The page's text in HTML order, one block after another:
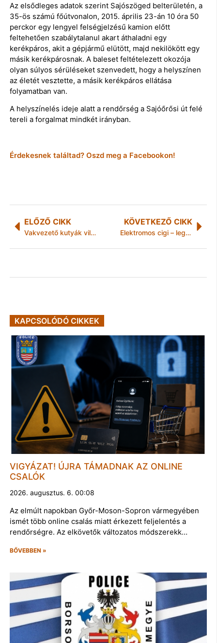
Az elsődleges adatok szerint Sajószöged belterületén, a
35-ös számú főútvonalon, 2015. április 23-án 10 óra 50
perckor egy lengyel felségjelzésű kamion előtt
feltehetően szabálytalanul akart áthaladni egy
kerékpáros, akit a gépjármű elütött, majd nekilökött egy
másik kerékpárosnak. A baleset feltételezett okozója
olyan súlyos sérüléseket szenvedett, hogy a helyszínen
az életét vesztette, a másik kerékpáros ellátása
folyamatban van.
A helyszínelés ideje alatt a rendőrség a Sajóőrősi út felé
tereli a forgalmat mindkét irányban.
Érdekesnek találtad? Oszd meg a Facebookon!
ELŐZŐ CIKK
Vakvezető kutyák világnapja
KÖVETKEZŐ CIKK
Elektromos cigi – legális a nikotin tartalmú folyadék?
KAPCSOLÓDÓ CIKKEK
VIGYÁZAT! ÚJRA TÁMADNAK AZ ONLINE
CSALÓK
2026. augusztus. 6. 00:08
Az elmúlt napokban Győr-Moson-Sopron vármegyében
ismét több online csalás miatt érkezett feljelentés a
rendőrségre. Az elkövetők változatos módszerekk…
BŐVEBBEN »